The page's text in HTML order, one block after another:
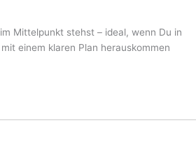
Mittelpunkt stehst – ideal, wenn Du in
einem klaren Plan herauskommen